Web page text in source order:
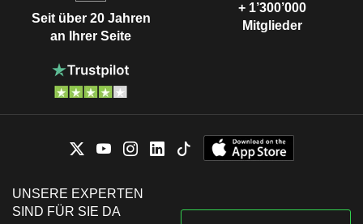
Seit über 20 Jahren
an Ihrer Seite
+ 1’300’000
Mitglieder
UNSERE EXPERTEN
SIND FÜR SIE DA